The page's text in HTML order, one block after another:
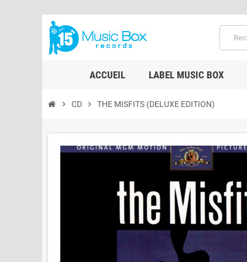
ACCUEIL LABEL MUSIC BOX
chevron_right CD chevron_right THE MISFITS (DELUXE EDITION)